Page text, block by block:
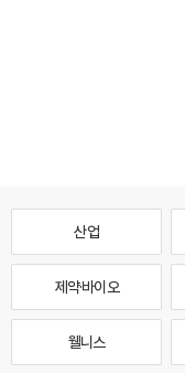
산업
제약·바이오
웰니스